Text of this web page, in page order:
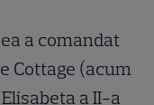
a comandat
Cottage (acum
a II-a